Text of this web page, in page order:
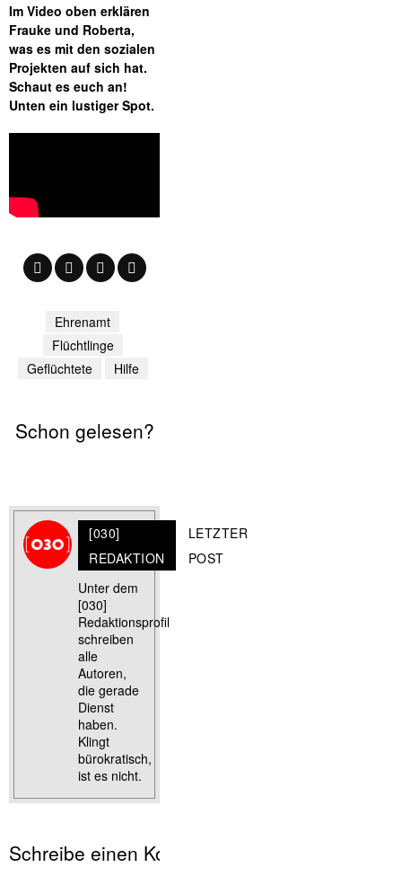
Im Video oben erklären
Frauke und Roberta,
was es mit den sozialen
Projekten auf sich hat.
Schaut es euch an!
Unten ein lustiger Spot.
Ehrenamt
Flüchtlinge
Geflüchtete
Hilfe
Schon gelesen?
[030]
REDAKTION
LETZTER
POST
Unter dem
[030]
Redaktionsprofil
schreiben
alle
Autoren,
die gerade
Dienst
haben.
Klingt
bürokratisch,
ist es nicht.
Schreibe einen Kommentar